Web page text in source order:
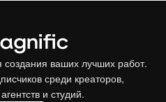
ваших лучших работ.
среди креаторов,
и студий.